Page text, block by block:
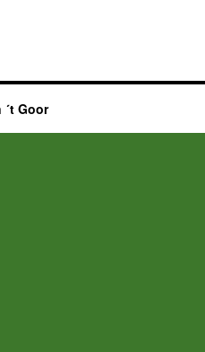
Goor